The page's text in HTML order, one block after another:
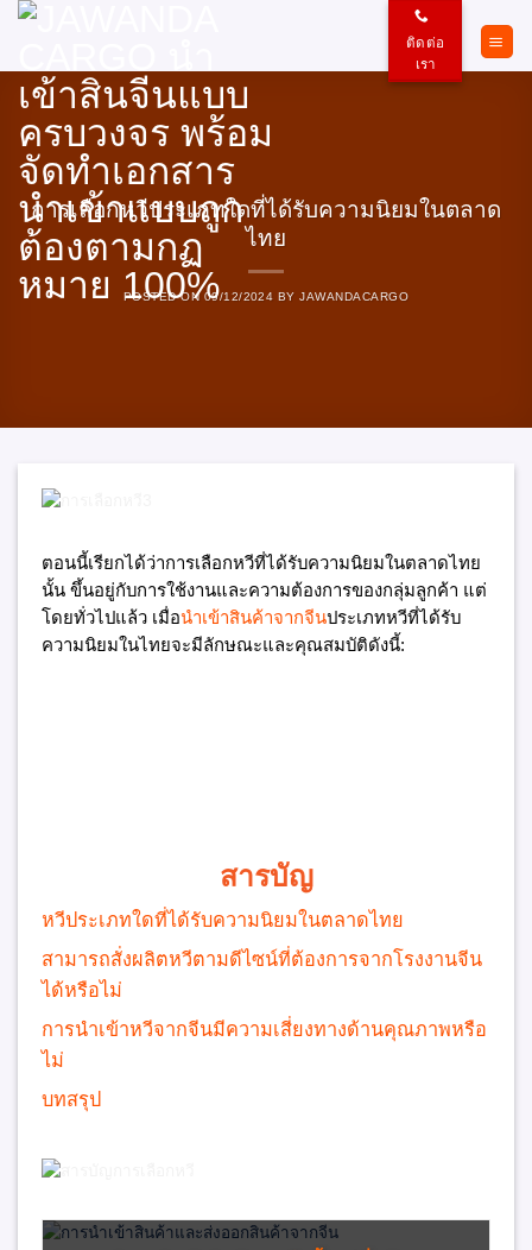
ข้าม
เนื้อหา
ติดต่อ
เรา
การเลือกหวีประเภทใดที่ได้รับความนิยมในตลาด
ไทย
POSTED ON 09/12/2024 BYJAWANDACARGO
ตอนนี้เรียกได้ว่าการเลือกหวีที่ได้รับความนิยมในตลาดไทย
นั้น ขึ้นอยู่กับการใช้งานและความต้องการของกลุ่มลูกค้า แต่
โดยทั่วไปแล้ว เมื่อนำเข้าสินค้าจากจีนประเภทหวีที่ได้รับ
ความนิยมในไทยจะมีลักษณะและคุณสมบัติดังนี้:
สารบัญ
หวีประเภทใดที่ได้รับความนิยมในตลาดไทย
สามารถสั่งผลิตหวีตามดีไซน์ที่ต้องการจากโรงงานจีน
ได้หรือไม่
การนำเข้าหวีจากจีนมีความเสี่ยงทางด้านคุณภาพหรือ
ไม่
บทสรุป